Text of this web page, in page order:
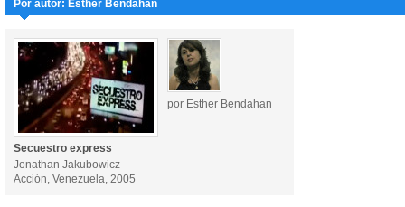
Por autor: Esther Bendahan
por Esther Bendahan
Secuestro express
Jonathan Jakubowicz
Acción, Venezuela, 2005